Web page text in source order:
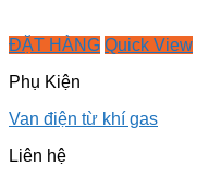
ĐẶT HÀNG Quick View
Phụ Kiện
Van điện từ khí gas
Liên hệ